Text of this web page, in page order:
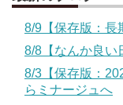
8/9【保存版：長
8/8【なんか良い
8/3【保存版：
らミナージュへ